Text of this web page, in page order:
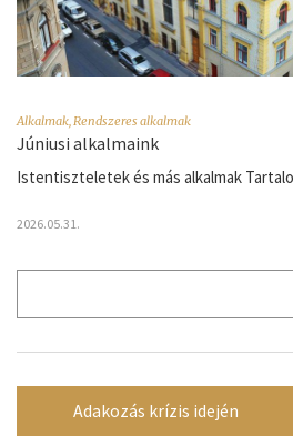
Alkalmak Rendszeres alkalmak
Júniusi alkalmaink
Istentiszteletek és más alkalmak
2026.05.31.
Adakozás krízis idején